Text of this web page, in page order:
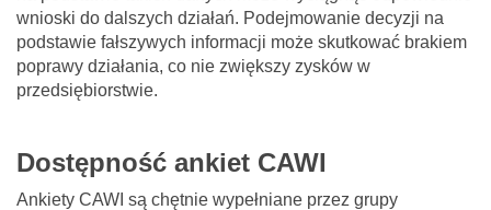
wnioski do dalszych działań. Podejmowanie decyzji na
podstawie fałszywych informacji może skutkować brakiem
poprawy działania, co nie zwiększy zysków w
przedsiębiorstwie.
Dostępność ankiet CAWI
Ankiety CAWI są chętnie wypełniane przez grupy